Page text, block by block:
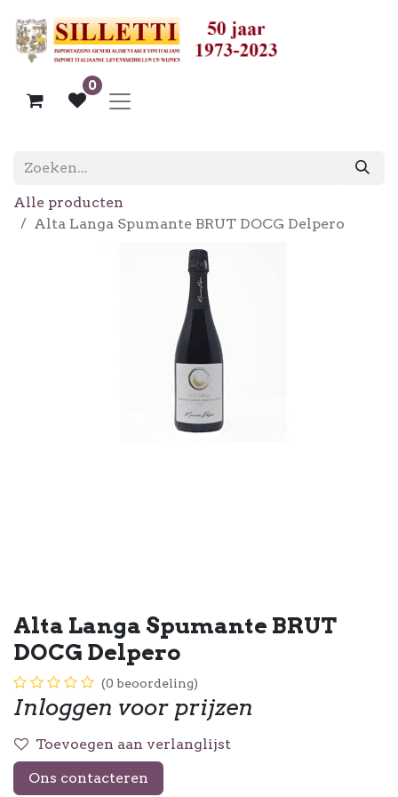
0
Alle producten
Alta Langa Spumante BRUT DOCG Delpero
Alta Langa Spumante BRUT
DOCG Delpero
(0 beoordeling)
Inloggen voor prijzen
Toevoegen aan verlanglijst
Ons contacteren